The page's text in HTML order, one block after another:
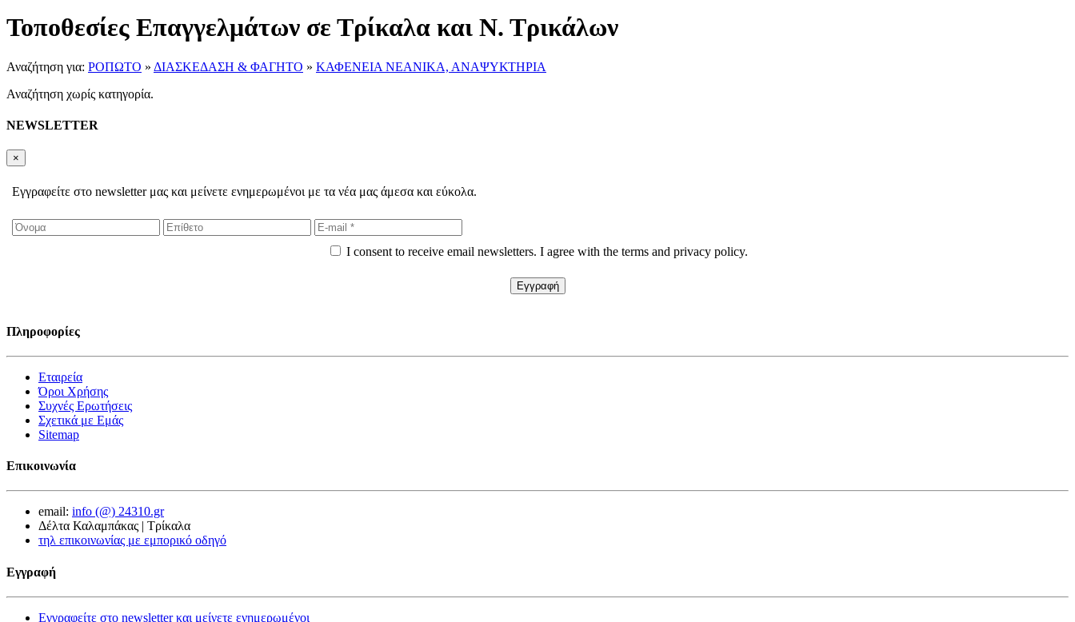
Τοποθεσίες Επαγγελμάτων σε Τρίκαλα και Ν. Τρικάλων
Αναζήτηση για: ΡΟΠΩΤΟ » ΔΙΑΣΚΕΔΑΣΗ & ΦΑΓΗΤΟ » ΚΑΦΕΝΕΙΑ ΝΕΑΝΙΚΑ, ΑΝΑΨΥΚΤΗΡΙΑ
Αναζήτηση χωρίς κατηγορία.
NEWSLETTER
×
Εγγραφείτε στο newsletter μας και μείνετε ενημερωμένοι με τα νέα μας άμεσα και εύκολα.
I consent to receive email newsletters. I agree with the terms and privacy policy.
Πληροφορίες
Εταιρεία
Όροι Χρήσης
Συχνές Ερωτήσεις
Σχετικά με Εμάς
Sitemap
Επικοινωνία
email: info (@) 24310.gr
Δέλτα Καλαμπάκας | Τρίκαλα
τηλ επικοινωνίας με εμπορικό οδηγό
Εγγραφή
Εγγραφείτε στο newsletter και μείνετε ενημερωμένοι